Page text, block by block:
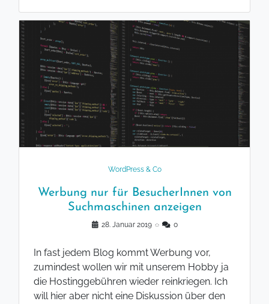
WordPress & Co
Werbung nur für BesucherInnen von
Suchmaschinen anzeigen
28. Januar 2019 ◌ 0
In fast jedem Blog kommt Werbung vor,
zumindest wollen wir mit unserem Hobby ja
die Hostinggebühren wieder reinkriegen. Ich
will hier aber nicht eine Diskussion über den